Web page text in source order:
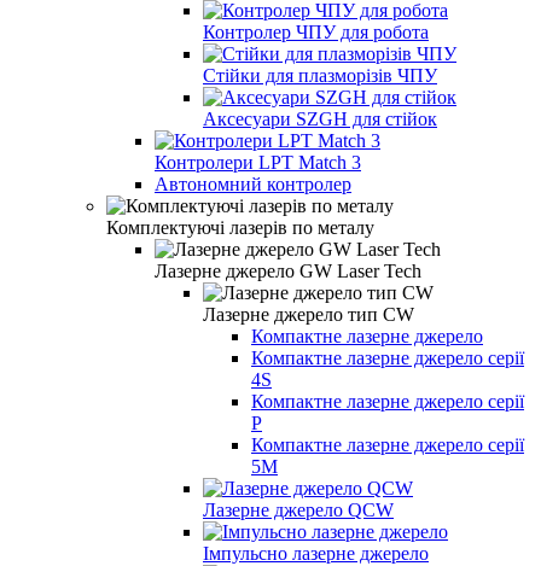
Контролер ЧПУ для робота
Стійки для плазморізів ЧПУ
Аксесуари SZGH для стійок
Контролери LPT Match 3
Автономний контролер
Комплектуючі лазерів по металу
Лазерне джерело GW Laser Tech
Лазерне джерело тип CW
Компактне лазерне джерело
Компактне лазерне джерело серії
4S
Компактне лазерне джерело серії
P
Компактне лазерне джерело серії
5M
Лазерне джерело QCW
Імпульсно лазерне джерело